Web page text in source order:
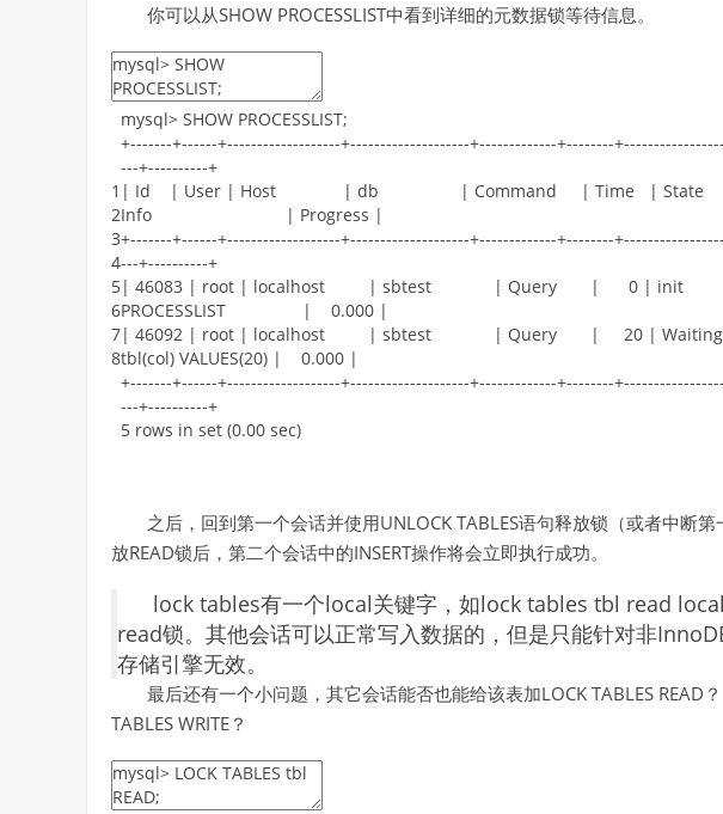
你可以从SHOW PROCESSLIST中看到详细的元数据锁等待信息。
1
2
3
4
5
6
7
8
mysql> SHOW PROCESSLIST;
+-------+------+-------------------+--------------------+-------------+--------+----------------
---+----------+
| Id | User | Host | db | Command | Time | State
Info
| Progress |
+-------+------+-------------------+--------------------+-------------+--------+----------------
---+----------+
| 46083 | root | localhost | sbtest | Query | 0 | init
PROCESSLIST
| 0.000 |
| 46092 | root | localhost | sbtest | Query | 20 | Waiting
tbl(col) VALUES(20) | 0.000 |
+-------+------+-------------------+--------------------+-------------+--------+----------------
---+----------+
5 rows in set (0.00 sec)
之后，回到第一个会话并使用UNLOCK TABLES语句释放锁（或者中断
放READ锁后，第二个会话中的INSERT操作将会立即执行成功。
lock tables有一个local关键字，如lock tables tbl read
read锁。其他会话可以正常写入数据的，但是只能针对非
存储引擎无效。
最后还有一个小问题，其它会话能否也能给该表加LOCK TABLES READ
TABLES WRITE？